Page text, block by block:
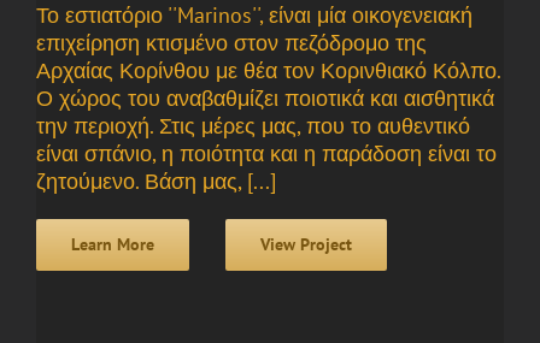
Το εστιατόριο ''Marinos'', είναι μία οικογενειακή
επιχείρηση κτισμένο στον πεζόδρομο της
Αρχαίας Κορίνθου με θέα τον Κορινθιακό Κόλπο.
Ο χώρος του αναβαθμίζει ποιοτικά και αισθητικά
την περιοχή. Στις μέρες μας, που το αυθεντικό
είναι σπάνιο, η ποιότητα και η παράδοση είναι το
ζητούμενο. Βάση μας, [...]
Learn More View Project